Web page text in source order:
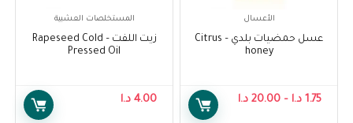
الأعسال
عسل حمضيات بلدي – Citrus
honey
1.75 د.ا –
20.00 د.ا
المستخلصات العشبية
زيت اللفت – Rapeseed Cold
Pressed Oil
4.00 د.ا